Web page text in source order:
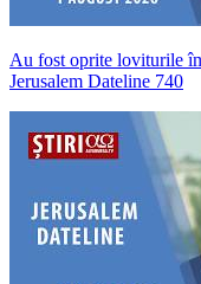
Au fost oprite loviturile
Jerusalem Dateline 740